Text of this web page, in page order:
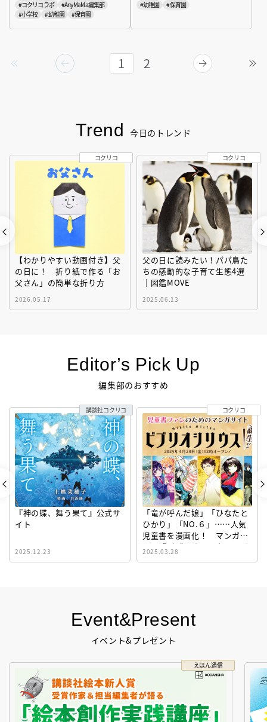
#コクリコラボ
#Any MaMa編集部
#小学校
#幼稚園 #保育園
#幼稚園
#保育園
1 2
Event&Present
イベント&プレゼント
えほん通信
Trend 今日のトレンド
【わかりやすい動画付き】父
の日に！ 折り紙で作る「お
父さん」の簡単な折り方
2026.05.17
コクリコ
父の日に読みたい！パパ鳥た
ちの感動的な子育て生態4選
｜図鑑MOVE
2025.06.13
コクリコ
Editor’s Pick Up
編集部のおすすめ
『神の蝶、舞う果て』公式サ
イト
2025.12.23
講談社コクリコ
「竜が呼んだ娘」「ひなたと
ひかり」「NO.６」……人気
児童書を漫画化！ マンガサ
イト『ビブリオシリウス』誕
生！
2025.03.28
コクリコ